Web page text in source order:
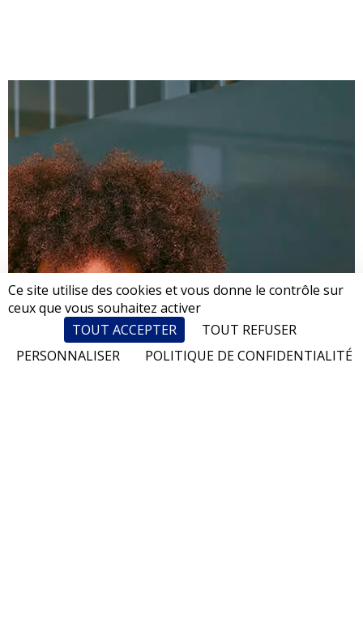
Ce site utilise des cookies et vous donne le contrôle sur
ceux que vous souhaitez activer
TOUT ACCEPTER
TOUT REFUSER
PERSONNALISER
POLITIQUE DE CONFIDENTIALITÉ